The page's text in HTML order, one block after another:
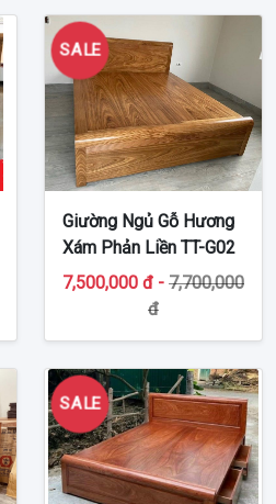
SALE
Giường Ngủ Gỗ Hương
Xám Phản Liền TT-G02
7,500,000 đ - 7,700,000
đ
SALE